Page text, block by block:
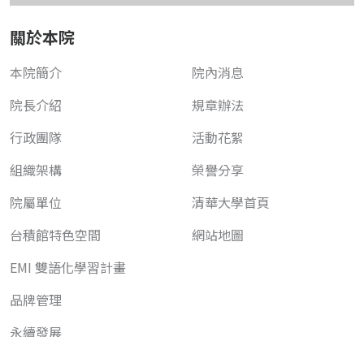
關於本院
本院簡介
院長介紹
行政團隊
組織架構
院屬單位
台積館特色空間
EMI 雙語化學習計畫
品牌管理
永續發展
院內消息
規章辦法
活動花絮
榮譽分享
清華大學首頁
網站地圖